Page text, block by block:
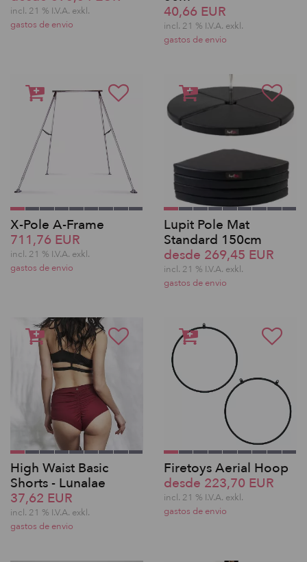
incl. 21 % I.V.A. exkl.
gastos de envio
40,66 EUR
incl. 21 % I.V.A. exkl.
gastos de envio
X-Pole A-Frame
711,76 EUR
incl. 21 % I.V.A. exkl.
gastos de envio
Lupit Pole Mat
Standard 150cm
desde 269,45 EUR
incl. 21 % I.V.A. exkl.
gastos de envio
High Waist Basic
Shorts - Lunalae
37,62 EUR
incl. 21 % I.V.A. exkl.
gastos de envio
Firetoys Aerial Hoop
desde 223,70 EUR
incl. 21 % I.V.A. exkl.
gastos de envio